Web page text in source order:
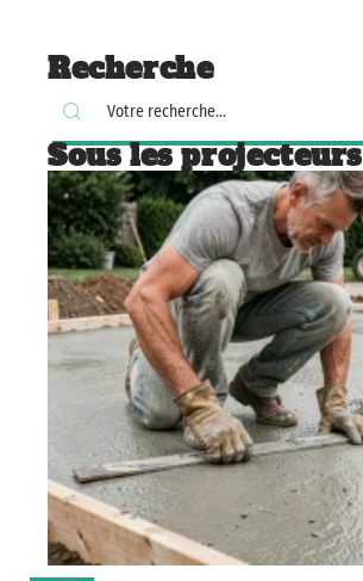
Recherche
Sous les projecteurs